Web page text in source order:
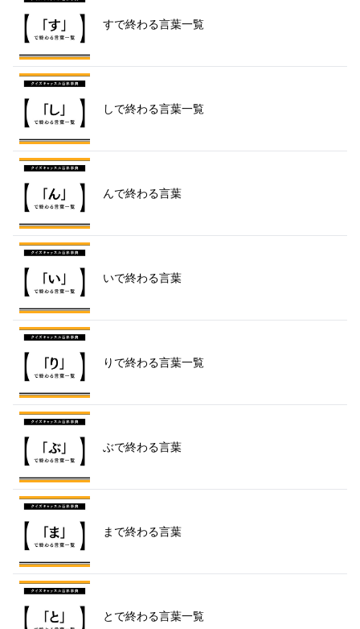
すで終わる言葉一覧
しで終わる言葉一覧
んで終わる言葉
いで終わる言葉
りで終わる言葉一覧
ぶで終わる言葉
まで終わる言葉
とで終わる言葉一覧